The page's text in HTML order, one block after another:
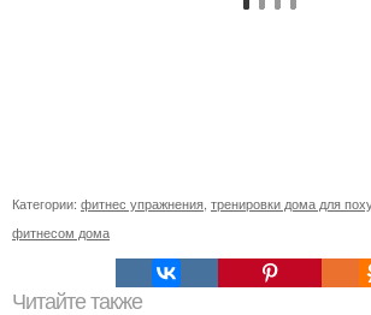
Категории: фитнес упражнения тренировки дома для
фитнесом дома
Читайте также